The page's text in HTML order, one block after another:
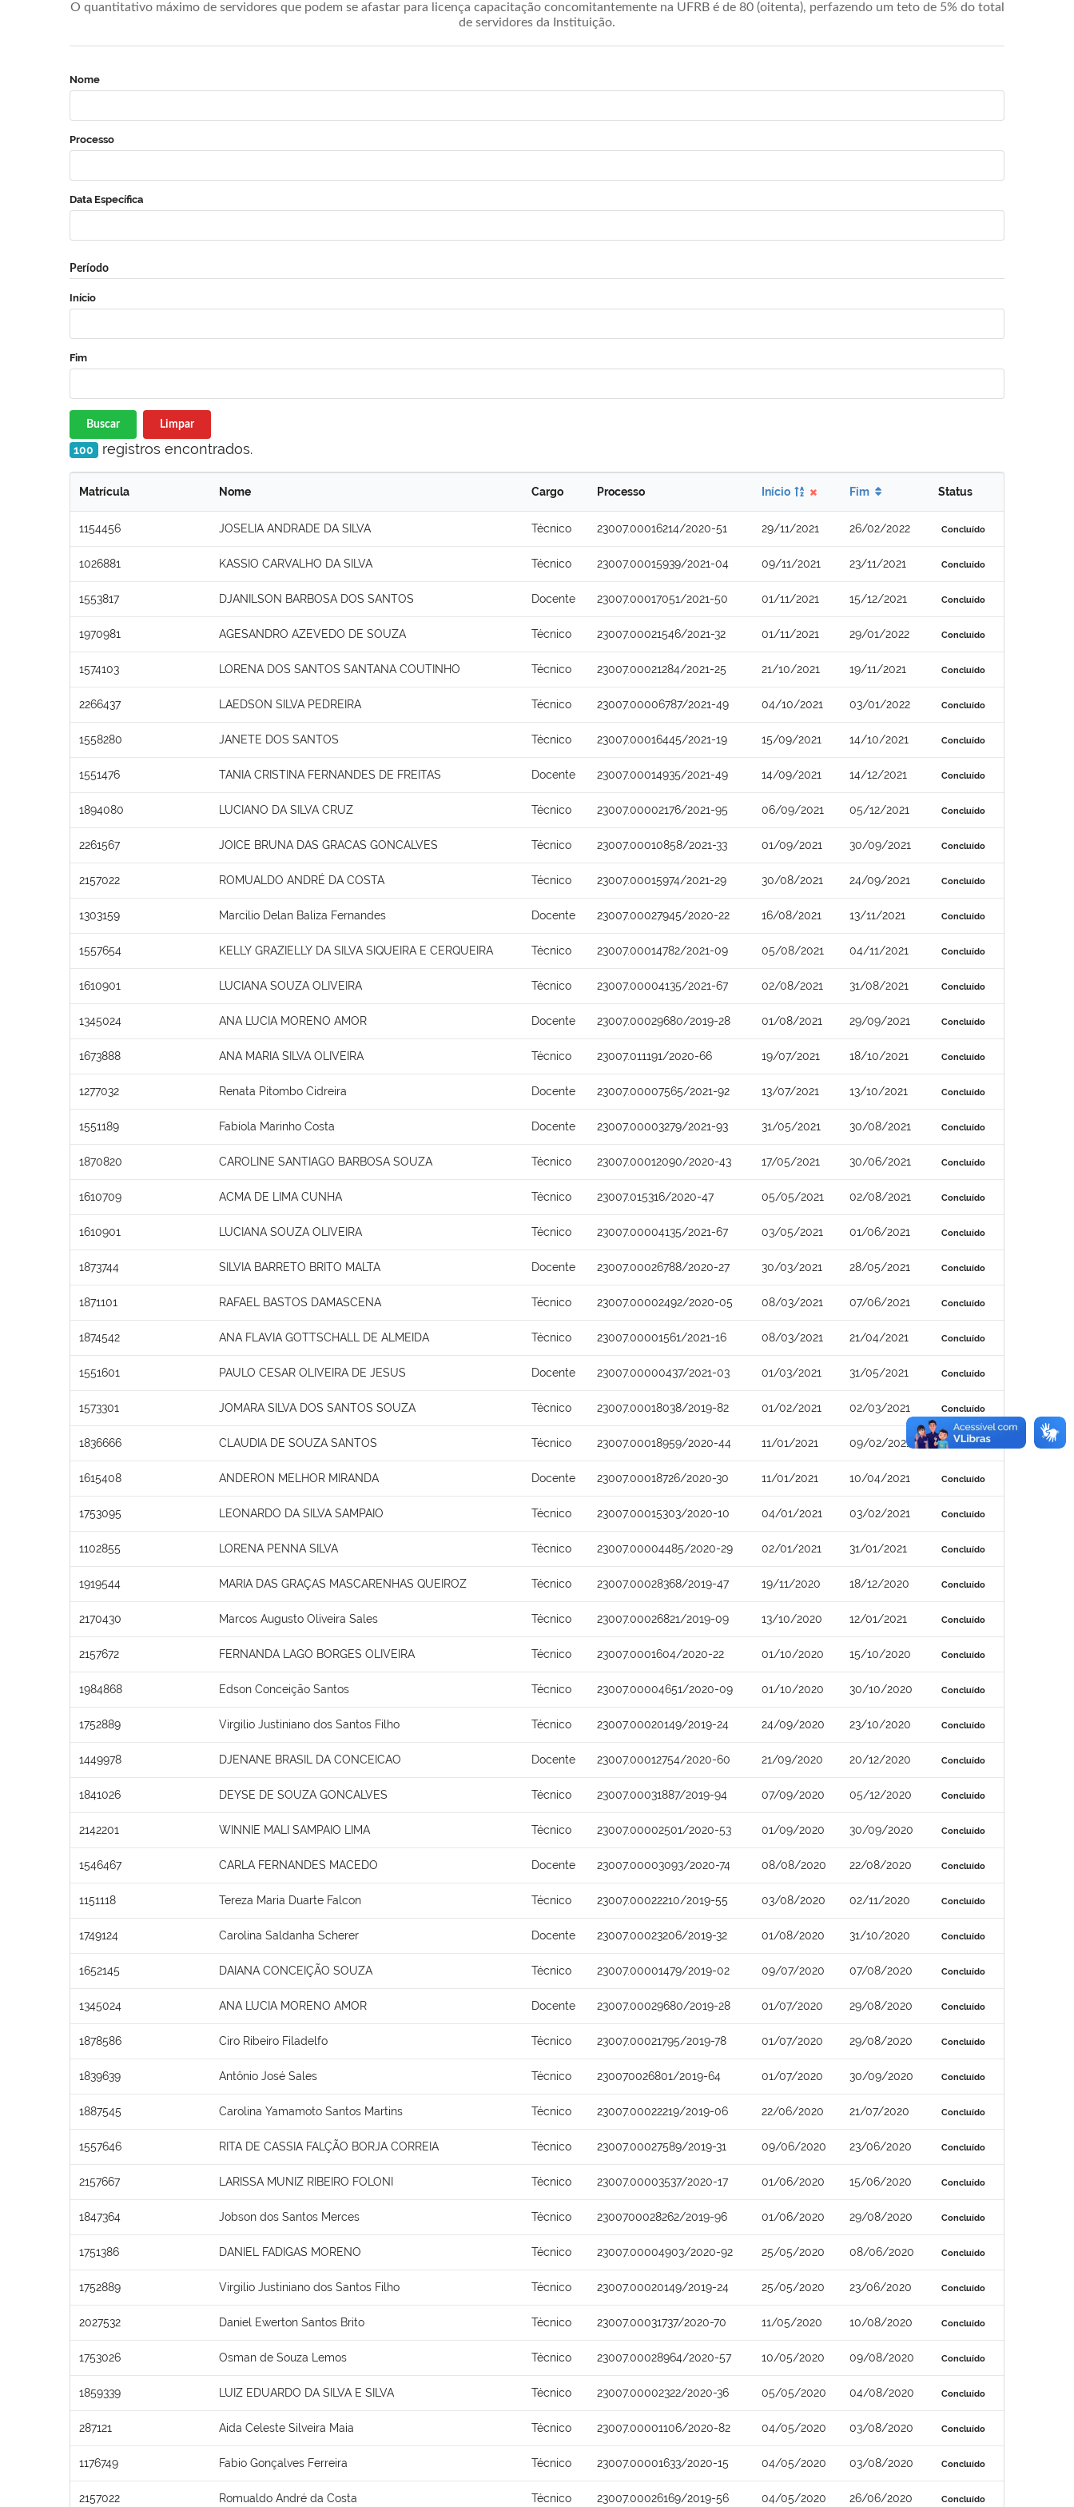
O quantitativo máximo de servidores que podem se afastar para licença capacitação concomitantemente na UFRB é de 80 (oitenta), perfazendo um teto de 5% do total
de servidores da Instituição.
Nome
Processo
Data Específica
Período
Início
Fim
Buscar Limpar
100 registros encontrados.
Matrícula Nome Cargo Processo Início Fim Status
1154456 JOSELIA ANDRADE DA SILVA Técnico 23007.00016214/2020-51 29/11/2021 26/02/2022 Concluído
1026881 KASSIO CARVALHO DA SILVA Técnico 23007.00015939/2021-04 09/11/2021 23/11/2021 Concluído
1553817 DJANILSON BARBOSA DOS SANTOS Docente 23007.00017051/2021-50 01/11/2021 15/12/2021 Concluído
1970981 AGESANDRO AZEVEDO DE SOUZA Técnico 23007.00021546/2021-32 01/11/2021 29/01/2022 Concluído
1574103 LORENA DOS SANTOS SANTANA COUTINHO Técnico 23007.00021284/2021-25 21/10/2021 19/11/2021 Concluído
2266437 LAEDSON SILVA PEDREIRA Técnico 23007.00006787/2021-49 04/10/2021 03/01/2022 Concluído
1558280 JANETE DOS SANTOS Técnico 23007.00016445/2021-19 15/09/2021 14/10/2021 Concluído
1551476 TANIA CRISTINA FERNANDES DE FREITAS Docente 23007.00014935/2021-49 14/09/2021 14/12/2021 Concluído
1894080 LUCIANO DA SILVA CRUZ Técnico 23007.00002176/2021-95 06/09/2021 05/12/2021 Concluído
2261567 JOICE BRUNA DAS GRACAS GONCALVES Técnico 23007.00010858/2021-33 01/09/2021 30/09/2021 Concluído
2157022 ROMUALDO ANDRÉ DA COSTA Técnico 23007.00015974/2021-29 30/08/2021 24/09/2021 Concluído
1303159 Marcilio Delan Baliza Fernandes Docente 23007.00027945/2020-22 16/08/2021 13/11/2021 Concluído
1557654 KELLY GRAZIELLY DA SILVA SIQUEIRA E CERQUEIRA Técnico 23007.00014782/2021-09 05/08/2021 04/11/2021 Concluído
1610901 LUCIANA SOUZA OLIVEIRA Técnico 23007.00004135/2021-67 02/08/2021 31/08/2021 Concluído
1345024 ANA LUCIA MORENO AMOR Docente 23007.00029680/2019-28 01/08/2021 29/09/2021 Concluído
1673888 ANA MARIA SILVA OLIVEIRA Técnico 23007.011191/2020-66 19/07/2021 18/10/2021 Concluído
1277032 Renata Pitombo Cidreira Docente 23007.00007565/2021-92 13/07/2021 13/10/2021 Concluído
1551189 Fabíola Marinho Costa Docente 23007.00003279/2021-93 31/05/2021 30/08/2021 Concluído
1870820 CAROLINE SANTIAGO BARBOSA SOUZA Técnico 23007.00012090/2020-43 17/05/2021 30/06/2021 Concluído
1610709 ACMA DE LIMA CUNHA Técnico 23007.015316/2020-47 05/05/2021 02/08/2021 Concluído
1610901 LUCIANA SOUZA OLIVEIRA Técnico 23007.00004135/2021-67 03/05/2021 01/06/2021 Concluído
1873744 SILVIA BARRETO BRITO MALTA Docente 23007.00026788/2020-27 30/03/2021 28/05/2021 Concluído
1871101 RAFAEL BASTOS DAMASCENA Técnico 23007.00002492/2020-05 08/03/2021 07/06/2021 Concluído
1874542 ANA FLAVIA GOTTSCHALL DE ALMEIDA Técnico 23007.00001561/2021-16 08/03/2021 21/04/2021 Concluído
1551601 PAULO CESAR OLIVEIRA DE JESUS Docente 23007.00000437/2021-03 01/03/2021 31/05/2021 Concluído
1573301 JOMARA SILVA DOS SANTOS SOUZA Técnico 23007.00018038/2019-82 01/02/2021 02/03/2021 Concluído
1836666 CLAUDIA DE SOUZA SANTOS Técnico 23007.00018959/2020-44 11/01/2021 09/02/2021 Concluído
1615408 ANDERON MELHOR MIRANDA Docente 23007.00018726/2020-30 11/01/2021 10/04/2021 Concluído
1753095 LEONARDO DA SILVA SAMPAIO Técnico 23007.00015303/2020-10 04/01/2021 03/02/2021 Concluído
1102855 LORENA PENNA SILVA Técnico 23007.00004485/2020-29 02/01/2021 31/01/2021 Concluído
1919544 MARIA DAS GRAÇAS MASCARENHAS QUEIROZ Técnico 23007.00028368/2019-47 19/11/2020 18/12/2020 Concluído
2170430 Marcos Augusto Oliveira Sales Técnico 23007.00026821/2019-09 13/10/2020 12/01/2021 Concluído
2157672 FERNANDA LAGO BORGES OLIVEIRA Técnico 23007.0001604/2020-22 01/10/2020 15/10/2020 Concluído
1984868 Edson Conceição Santos Técnico 23007.00004651/2020-09 01/10/2020 30/10/2020 Concluído
1752889 Virgilio Justiniano dos Santos Filho Técnico 23007.00020149/2019-24 24/09/2020 23/10/2020 Concluído
1449978 DJENANE BRASIL DA CONCEICAO Docente 23007.00012754/2020-60 21/09/2020 20/12/2020 Concluído
1841026 DEYSE DE SOUZA GONCALVES Técnico 23007.00031887/2019-94 07/09/2020 05/12/2020 Concluído
2142201 WINNIE MALI SAMPAIO LIMA Técnico 23007.00002501/2020-53 01/09/2020 30/09/2020 Concluído
1546467 CARLA FERNANDES MACEDO Docente 23007.00003093/2020-74 08/08/2020 22/08/2020 Concluído
1151118 Tereza Maria Duarte Falcon Técnico 23007.00022210/2019-55 03/08/2020 02/11/2020 Concluído
1749124 Carolina Saldanha Scherer Docente 23007.00023206/2019-32 01/08/2020 31/10/2020 Concluído
1652145 DAIANA CONCEIÇÃO SOUZA Técnico 23007.00001479/2019-02 09/07/2020 07/08/2020 Concluído
1345024 ANA LUCIA MORENO AMOR Docente 23007.00029680/2019-28 01/07/2020 29/08/2020 Concluído
1878586 Ciro Ribeiro Filadelfo Técnico 23007.00021795/2019-78 01/07/2020 29/08/2020 Concluído
1839639 Antônio José Sales Técnico 230070026801/2019-64 01/07/2020 30/09/2020 Concluído
1887545 Carolina Yamamoto Santos Martins Técnico 23007.00022219/2019-06 22/06/2020 21/07/2020 Concluído
1557646 RITA DE CASSIA FALÇÃO BORJA CORREIA Técnico 23007.00027589/2019-31 09/06/2020 23/06/2020 Concluído
2157667 LARISSA MUNIZ RIBEIRO FOLONI Técnico 23007.00003537/2020-17 01/06/2020 15/06/2020 Concluído
1847364 Jobson dos Santos Merces Técnico 2300700028262/2019-96 01/06/2020 29/08/2020 Concluído
1751386 DANIEL FADIGAS MORENO Técnico 23007.00004903/2020-92 25/05/2020 08/06/2020 Concluído
1752889 Virgilio Justiniano dos Santos Filho Técnico 23007.00020149/2019-24 25/05/2020 23/06/2020 Concluído
2027532 Daniel Ewerton Santos Brito Técnico 23007.00031737/2020-70 11/05/2020 10/08/2020 Concluído
1753026 Osman de Souza Lemos Técnico 23007.00028964/2020-57 10/05/2020 09/08/2020 Concluído
1859339 LUIZ EDUARDO DA SILVA E SILVA Técnico 23007.00002322/2020-36 05/05/2020 04/08/2020 Concluído
287121 Aida Celeste Silveira Maia Técnico 23007.00001106/2020-82 04/05/2020 03/08/2020 Concluído
1176749 Fabio Gonçalves Ferreira Técnico 23007.00001633/2020-15 04/05/2020 03/08/2020 Concluído
2157022 Romualdo André da Costa Técnico 23007.00026169/2019-56 04/05/2020 26/06/2020 Concluído